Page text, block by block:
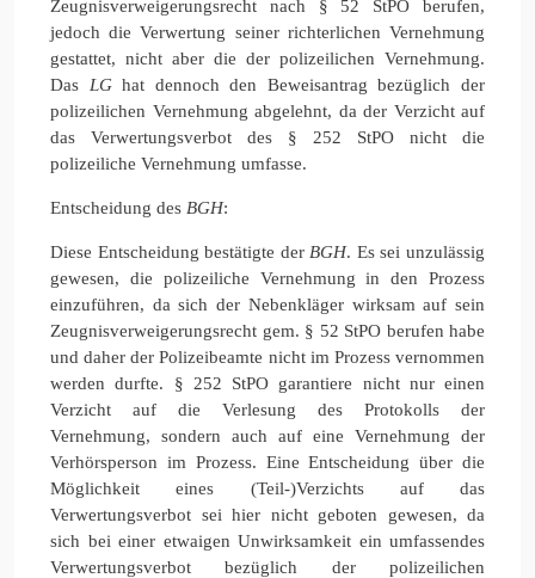
Zeugnisverweigerungsrecht nach § 52 StPO berufen,
jedoch die Verwertung seiner richterlichen Vernehmung
gestattet, nicht aber die der polizeilichen Vernehmung.
Das LGhat dennoch den Beweisantrag bezüglich der
polizeilichen Vernehmung abgelehnt, da der Verzicht auf
das Verwertungsverbot des § 252 StPO nicht die
polizeiliche Vernehmung umfasse.
Entscheidung des BGH:
Diese Entscheidung bestätigte der BGH. Es sei unzulässig
gewesen, die polizeiliche Vernehmung in den Prozess
einzuführen, da sich der Nebenkläger wirksam auf sein
Zeugnisverweigerungsrecht gem. § 52 StPO berufen habe
und daher der Polizeibeamte nicht im Prozess vernommen
werden durfte. § 252 StPO garantiere nicht nur einen
Verzicht auf die Verlesung des Protokolls der
Vernehmung, sondern auch auf eine Vernehmung der
Verhörsperson im Prozess. Eine Entscheidung über die
Möglichkeit eines (Teil-)Verzichts auf das
Verwertungsverbot sei hier nicht geboten gewesen, da
sich bei einer etwaigen Unwirksamkeit ein umfassendes
Verwertungsverbot bezüglich der polizeilichen